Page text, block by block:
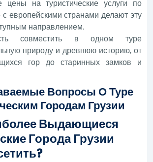
цены на туристические услуги по
европейскими странами делают эту
направлением.
совместить в одном туре
природу и древнюю историю, от
гор до старинных замков и
Вопросы О Туре
Городам Грузии
Выдающиеся
Города Грузии